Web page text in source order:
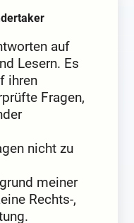
auf
Lesern. Es
ihren
Fragen,
nicht zu
meiner
Rechts-,